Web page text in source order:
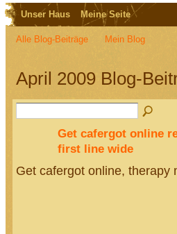
Unser Haus Meine Seite
Alle Blog-Beiträge Mein Blog
April 2009 Blog-
Get cafergot online
first line wide
Get cafergot online, therapy